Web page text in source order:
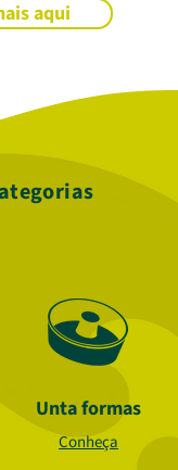
aqui
Unta formas
Conheça